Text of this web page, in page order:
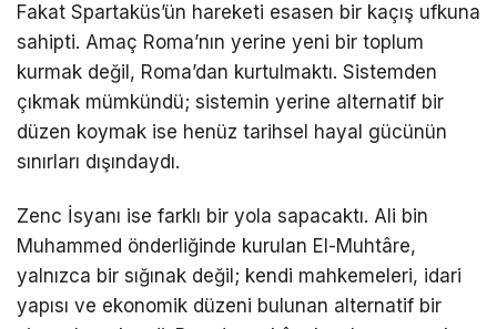
Fakat Spartaküs’ün hareketi esasen bir kaçış ufkuna
sahipti. Amaç Roma’nın yerine yeni bir toplum
kurmak değil, Roma’dan kurtulmaktı. Sistemden
çıkmak mümkündü; sistemin yerine alternatif bir
düzen koymak ise henüz tarihsel hayal gücünün
sınırları dışındaydı.
Zenc İsyanı ise farklı bir yola sapacaktı. Ali bin
Muhammed önderliğinde kurulan El-Muhtâre,
yalnızca bir sığınak değil; kendi mahkemeleri, idari
yapısı ve ekonomik düzeni bulunan alternatif bir